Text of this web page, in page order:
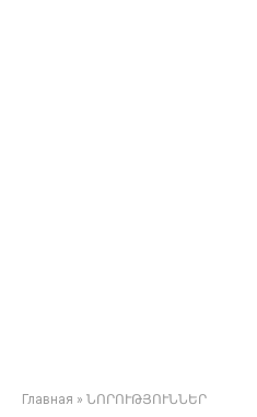
Главная » ՆՈՐՈՒԹՅՈՒՆՆԵՐ